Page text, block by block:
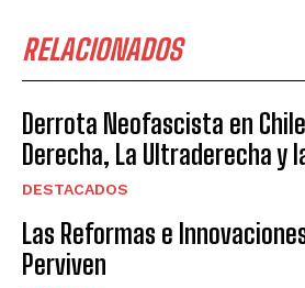
RELACIONADOS
Derrota Neofascista en
Derecha, La Ultraderecha y
DESTACADOS
Las Reformas e
Perviven